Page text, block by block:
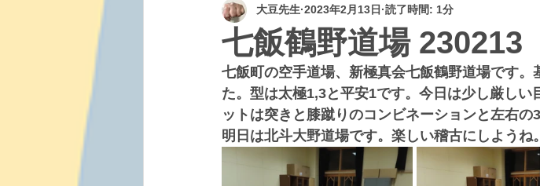
七飯鶴野道場 230213
大豆先生 2023年2月13日 読了時間: 1分
七飯町の空手道場、新極真会七飯鶴野道場です
た。型は太極1,3と平安1です。今日は少し厳しい
ットは突きと膝蹴りのコンビネーションと左右の
明日は北斗大野道場です。楽しい稽古にしようね。